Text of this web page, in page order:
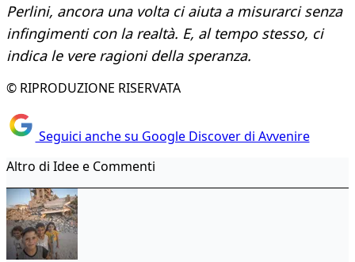
Perlini, ancora una volta ci aiuta a misurarci senza
infingimenti con la realtà. E, al tempo stesso, ci
indica le vere ragioni della speranza.
© RIPRODUZIONE RISERVATA
Seguici anche su Google Discover di Avvenire
Altro di Idee e Commenti